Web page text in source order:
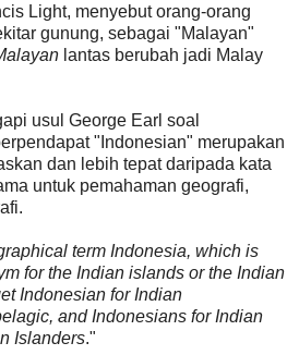
Light, menyebut orang-orang
gunung, sebagai "Malayan"
lantas berubah jadi Malay
usul George Earl soal
"Indonesian" merupakan
dan lebih tepat daripada kata
untuk pemahaman geografi,
term Indonesia, which is
for the Indian islands or the Indian
Indonesian for Indian
and Indonesians for Indian
Islanders."